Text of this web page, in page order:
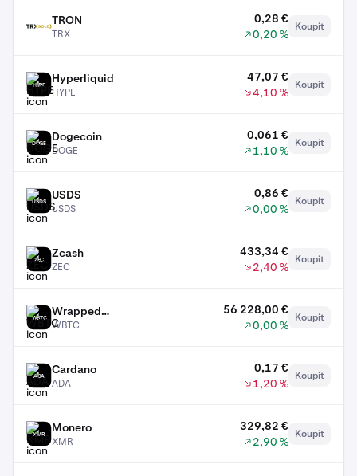
TRX TRON
TRX
0,28 €
0,20 %
Koupit
HYPE Hyperliquid
HYPE
47,07 €
4,10 %
Koupit
DOGE Dogecoin
DOGE
0,061 €
1,10 %
Koupit
USDS USDS
USDS
0,86 €
0,00 %
Koupit
ZEC Zcash
ZEC
433,34 €
2,40 %
Koupit
WBTC
Wrapped
Bitcoin
WBTC
56 228,00 €
0,00 %
Koupit
ADA Cardano
ADA
0,17 €
1,20 %
Koupit
XMR Monero
XMR
329,82 €
2,90 %
Koupit